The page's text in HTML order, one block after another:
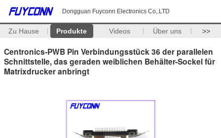
Dongguan Fuyconn Electronics Co,.LTD
Zu Hause Produkte Videos Über uns >>
Centronics-PWB Pin Verbindungsstück 36 der parallelen
Schnittstelle, das geraden weiblichen Behälter-Sockel für
Matrixdrucker anbringt